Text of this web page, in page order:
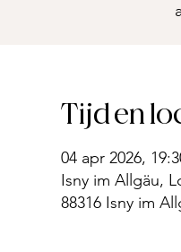
Tijd en
04 apr 2026,
Isny im Allgäu,
88316 Isny im